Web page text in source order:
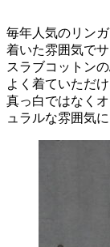
毎年人気のリン
着いた雰囲気で
スラブコットン
よく着ていただけ
真っ白ではなく
ュラルな雰囲気